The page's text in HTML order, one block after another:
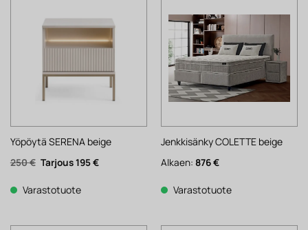
Yöpöytä SERENA beige
250€ Alkuperäinen
hinta
250 €.
195€Nykyinen
Varastotuote
Jenkkisänky COLETTE beige
Alkaen: 876€
Varastotuote